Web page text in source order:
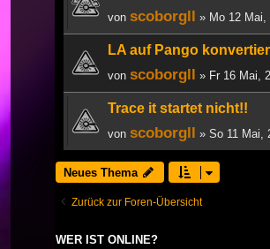
von scoborgll » Mo 12 Mai,
LA auf Pango
von scoborgll » Fr 16 Mai,
Trace it startet nicht!!
von scoborgll » So 11 Mai,
Neues Thema
Zurück zur Foren-Übersicht
WER IST ONLINE?